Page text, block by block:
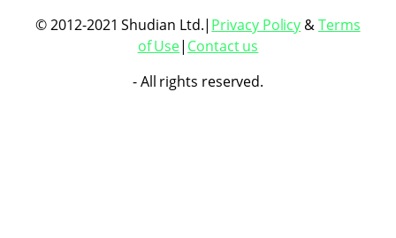
© 2012-2021 Shudian Ltd.| Privacy Policy &Terms
of Use| Contact us
- All rights reserved.